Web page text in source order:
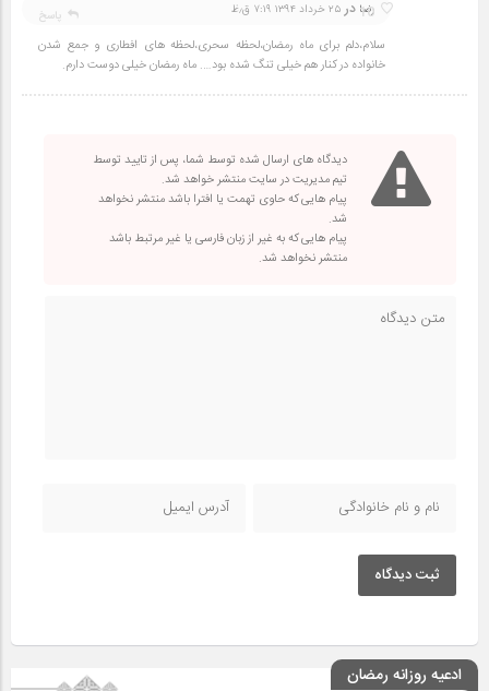
10
رضا در ۲۵ خرداد ۱۳۹۴ ۷:۱۹ ق٫ظ
سلام،دلم برای ماه رمضان،لحظه سحری،لحظه های افطاری و جمع شدن
خانواده در کنار هم خیلی تنگ شده بود…. ماه رمضان خیلی دوست دارم.
پاسخ
دیدگاه های ارسال شده توسط شما، پس از تایید توسط
تیم مدیریت در سایت منتشر خواهد شد.
پیام هایی که حاوی تهمت یا افترا باشد منتشر نخواهد
شد.
پیام هایی که به غیر از زبان فارسی یا غیر مرتبط باشد
منتشر نخواهد شد.
ثبت دیدگاه
ادعیه روزانه رمضان